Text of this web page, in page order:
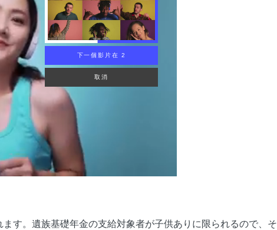
下一個影片在 1
取消
す。遺族基礎年金の支給対象者が子供ありに限られるので、そ